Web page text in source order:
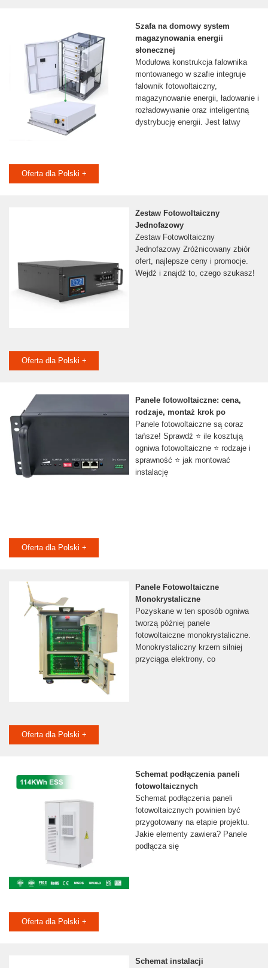
Szafa na domowy system
magazynowania energii
słonecznej
Modułowa konstrukcja falownika
montowanego w szafie integruje
falownik fotowoltaiczny,
magazynowanie energii, ładowanie i
rozładowywanie oraz inteligentną
dystrybucję energii. Jest łatwy
Oferta dla Polski +
Zestaw Fotowoltaiczny
Jednofazowy
Zestaw Fotowoltaiczny
Jednofazowy Zróżnicowany zbiór
ofert, najlepsze ceny i promocje.
Wejdź i znajdź to, czego szukasz!
Oferta dla Polski +
Panele fotowoltaiczne: cena,
rodzaje, montaż krok po
Panele fotowoltaiczne są coraz
tańsze! Sprawdź ⭐ ile kosztują
ogniwa fotowoltaiczne ⭐ rodzaje i
sprawność ⭐ jak montować
instalację
Oferta dla Polski +
Panele Fotowoltaiczne
Monokrystaliczne
Pozyskane w ten sposób ogniwa
tworzą później panele
fotowoltaiczne monokrystaliczne.
Monokrystaliczny krzem silniej
przyciąga elektrony, co
Oferta dla Polski +
Schemat podłączenia paneli
fotowoltaicznych
Schemat podłączenia paneli
fotowoltaicznych powinien być
przygotowany na etapie projektu.
Jakie elementy zawiera? Panele
podłącza się
Oferta dla Polski +
Schemat instalacji